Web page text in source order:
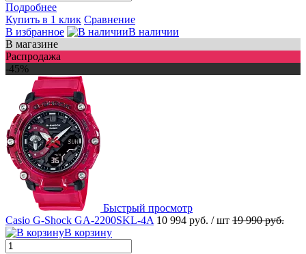
Подробнее
Купить в 1 клик Сравнение
В избранное
В наличии
В магазине
Распродажа
-45%
Быстрый просмотр
Casio G-Shock GA-2200SKL-4A 10 994 руб. / шт 19 990 руб.
В корзину